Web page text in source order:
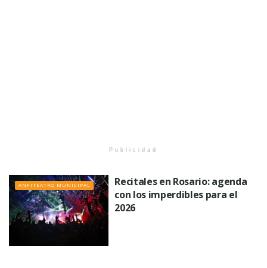
Publicidad
ANFITEATRO MUNICIPAL
Recitales en Rosario: agenda
con los imperdibles para el
2026